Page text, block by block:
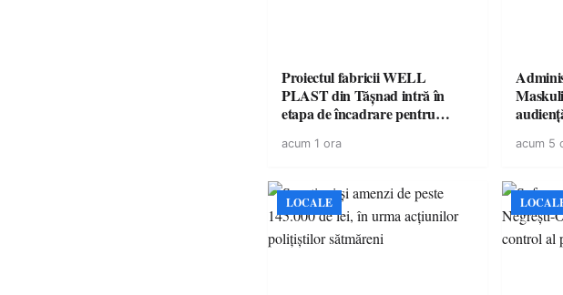
Proiectul fabricii WELL
PLAST din Tășnad intră în
etapa de încadrare pentru
acum 1 ora acum 5
LOCALE